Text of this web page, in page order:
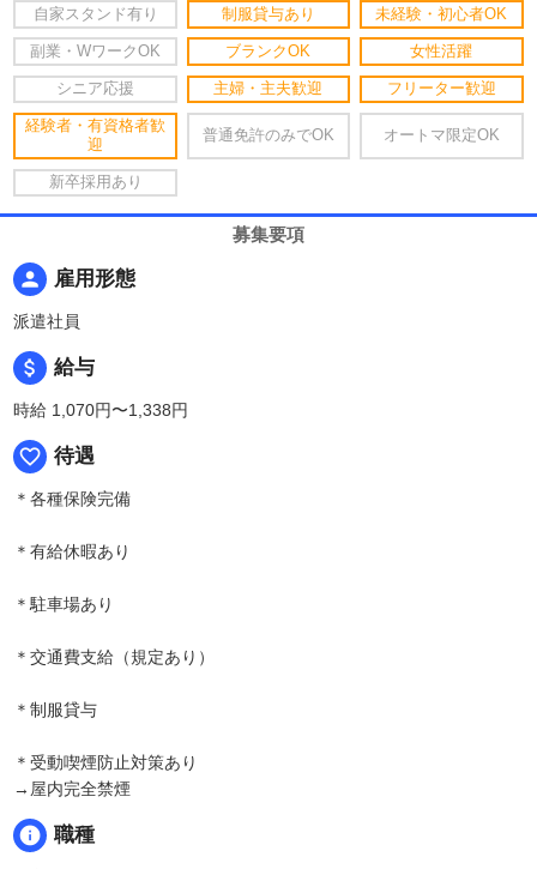
自家スタンド有り 制服貸与あり 未経験・初心者OK
副業・WワークOK ブランクOK 女性活躍
シニア応援 主婦・主夫歓迎 フリーター歓迎
経験者・有資格者歓
迎
普通免許のみでOK オートマ限定OK
新卒採用あり
募集要項
person 雇用形態
派遣社員
attach_money 給与
時給 1,070円〜1,338円
favorite_border 待遇
＊各種保険完備
＊有給休暇あり
＊駐車場あり
＊交通費支給（規定あり）
＊制服貸与
＊受動喫煙防止対策あり
→屋内完全禁煙
info 職種